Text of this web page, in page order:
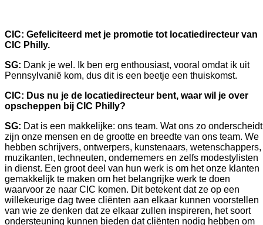
CIC: Gefeliciteerd met je promotie tot locatiedirecteur van
CIC Philly.
SG: Dank je wel. Ik ben erg enthousiast, vooral omdat ik uit
Pennsylvanië kom, dus dit is een beetje een thuiskomst.
CIC: Dus nu je de locatiedirecteur bent, waar wil je over
opscheppen bij CIC Philly?
SG: Dat is een makkelijke: ons team. Wat ons zo onderscheidt
zijn onze mensen en de grootte en breedte van ons team. We
hebben schrijvers, ontwerpers, kunstenaars, wetenschappers,
muzikanten, techneuten, ondernemers en zelfs modestylisten
in dienst. Een groot deel van hun werk is om het onze klanten
gemakkelijk te maken om het belangrijke werk te doen
waarvoor ze naar CIC komen. Dit betekent dat ze op een
willekeurige dag twee cliënten aan elkaar kunnen voorstellen
van wie ze denken dat ze elkaar zullen inspireren, het soort
ondersteuning kunnen bieden dat cliënten nodig hebben om